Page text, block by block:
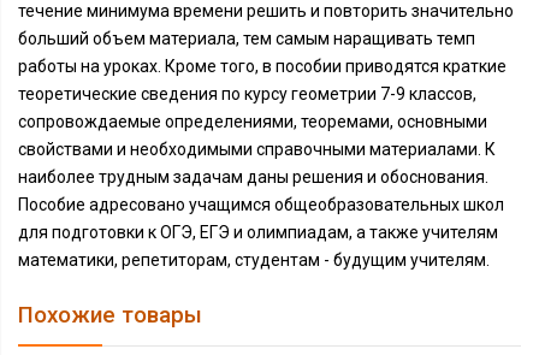
течение минимума времени решить и повторить значительно
больший объем материала, тем самым наращивать темп
работы на уроках. Кроме того, в пособии приводятся краткие
теоретические сведения по курсу геометрии 7-9 классов,
сопровождаемые определениями, теоремами, основными
свойствами и необходимыми справочными материалами. К
наиболее трудным задачам даны решения и обоснования.
Пособие адресовано учащимся общеобразовательных школ
для подготовки к ОГЭ, ЕГЭ и олимпиадам, а также учителям
математики, репетиторам, студентам - будущим учителям.
Похожие товары